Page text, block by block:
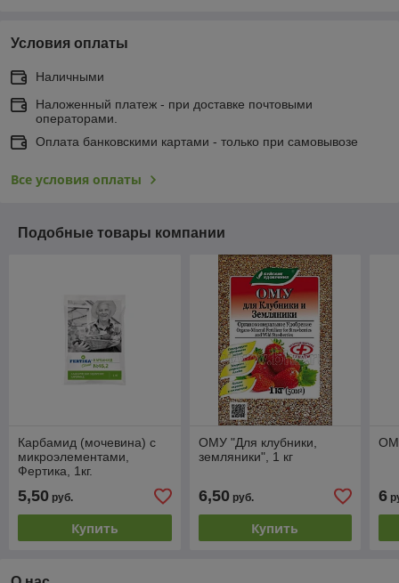
Условия оплаты
Наличными
Наложенный платеж - при доставке почтовыми
операторами.
Оплата банковскими картами - только при самовывозе
Все условия оплаты
Подобные товары компании
Карбамид (мочевина) с
микроэлементами,
Фертика, 1кг.
5,50 руб.
Купить
ОМУ "Для клубники,
земляники", 1 кг
6,50руб.
Купить
6